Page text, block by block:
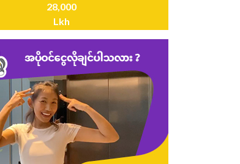
28,000
Lkh